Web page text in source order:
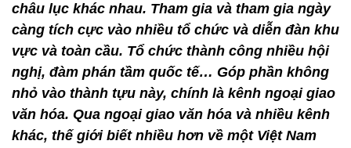
châu lục khác nhau. Tham gia và tham gia ngày
càng tích cực vào nhiều tổ chức và diễn đàn khu
vực và toàn cầu. Tổ chức thành công nhiều hội
nghị, đàm phán tầm quốc tế… Góp phần không
nhỏ vào thành tựu này, chính là kênh ngoại giao
văn hóa. Qua ngoại giao văn hóa và nhiều kênh
khác, thế giới biết nhiều hơn về một Việt Nam